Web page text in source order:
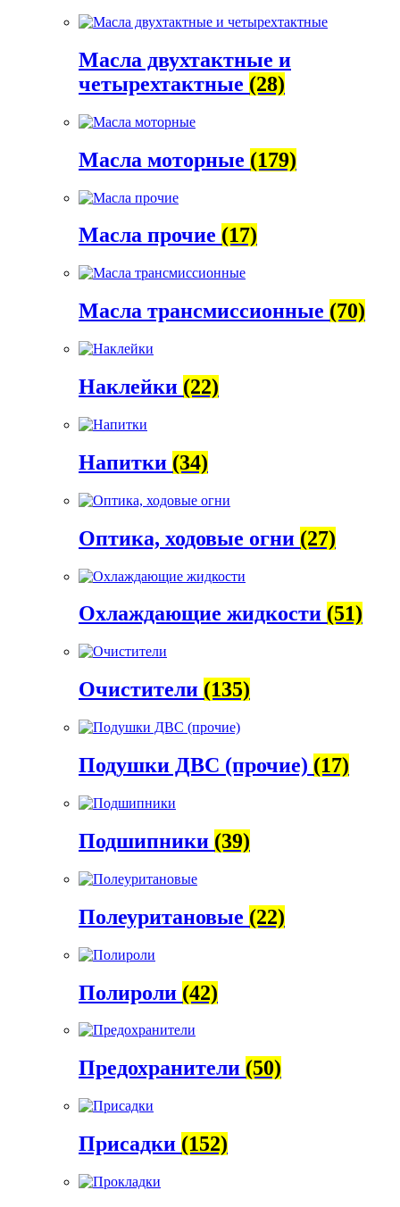
Масла двухтактные и
четырехтактные (28)
Масла моторные (179)
Масла прочие (17)
Масла трансмиссионные (70)
Наклейки (22)
Напитки (34)
Оптика, ходовые огни (27)
Охлаждающие жидкости (51)
Очистители (135)
Подушки ДВС (прочие) (17)
Подшипники (39)
Полеуритановые (22)
Полироли (42)
Предохранители (50)
Присадки (152)